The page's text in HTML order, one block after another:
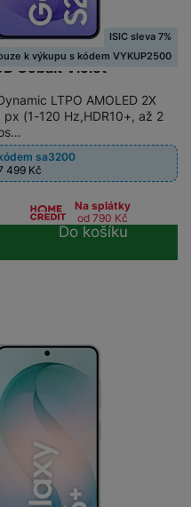
Cobalt Violet
ISIC sleva 7%
k výkupu s kódem VYKUP2500
LTPO AMOLED 2X
(1-120 Hz,HDR10+, až 2
sa3200
499 Kč
Na splátky
od 790 Kč
Do košíku